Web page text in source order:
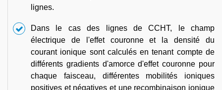
lignes.
Dans le cas des lignes de CCHT, le champ
électrique de l'effet couronne et la densité du
courant ionique sont calculés en tenant compte de
différents gradients d'amorce d'effet couronne pour
chaque faisceau, différentes mobilités ioniques
positives et négatives et une recombinaison ionique